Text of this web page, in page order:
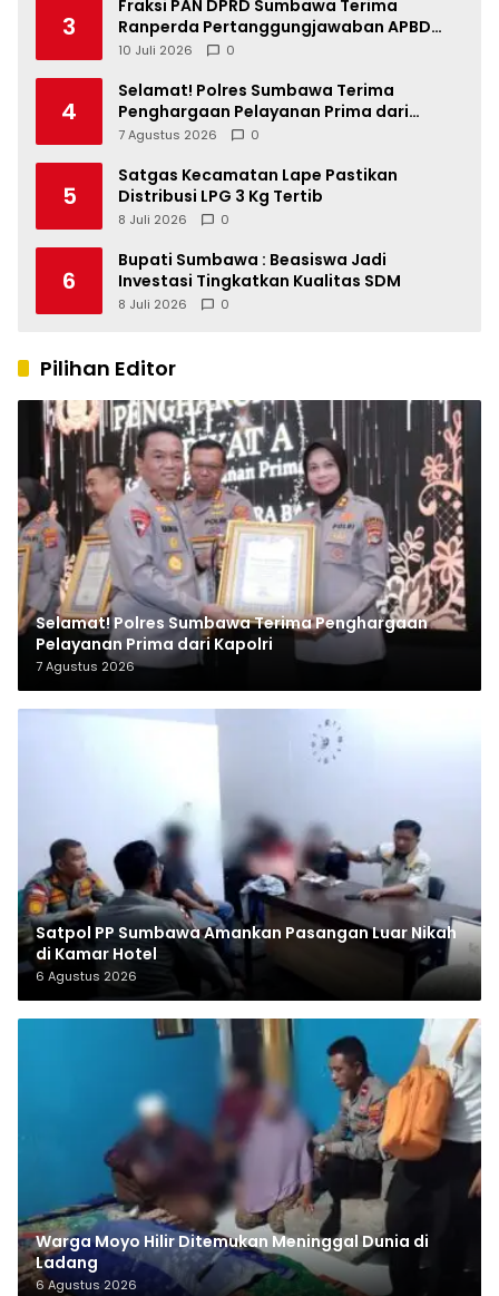
3
Fraksi PAN DPRD Sumbawa Terima
Ranperda Pertanggungjawaban APBD
2025, Soroti SILPA Rp201,68 Miliar dan
10 Juli 2026 0
4
Selamat! Polres Sumbawa Terima
Penghargaan Pelayanan Prima dari
Kapolri
7 Agustus 2026 0
5
Satgas Kecamatan Lape Pastikan
Distribusi LPG 3 Kg Tertib
8 Juli 2026 0
6
Bupati Sumbawa : Beasiswa Jadi
Investasi Tingkatkan Kualitas SDM
8 Juli 2026 0
Pilihan Editor
Selamat! Polres Sumbawa Terima Penghargaan
Pelayanan Prima dari Kapolri
7 Agustus 2026
Satpol PP Sumbawa Amankan Pasangan Luar Nikah
di Kamar Hotel
6 Agustus 2026
Warga Moyo Hilir Ditemukan Meninggal Dunia di
Ladang
6 Agustus 2026